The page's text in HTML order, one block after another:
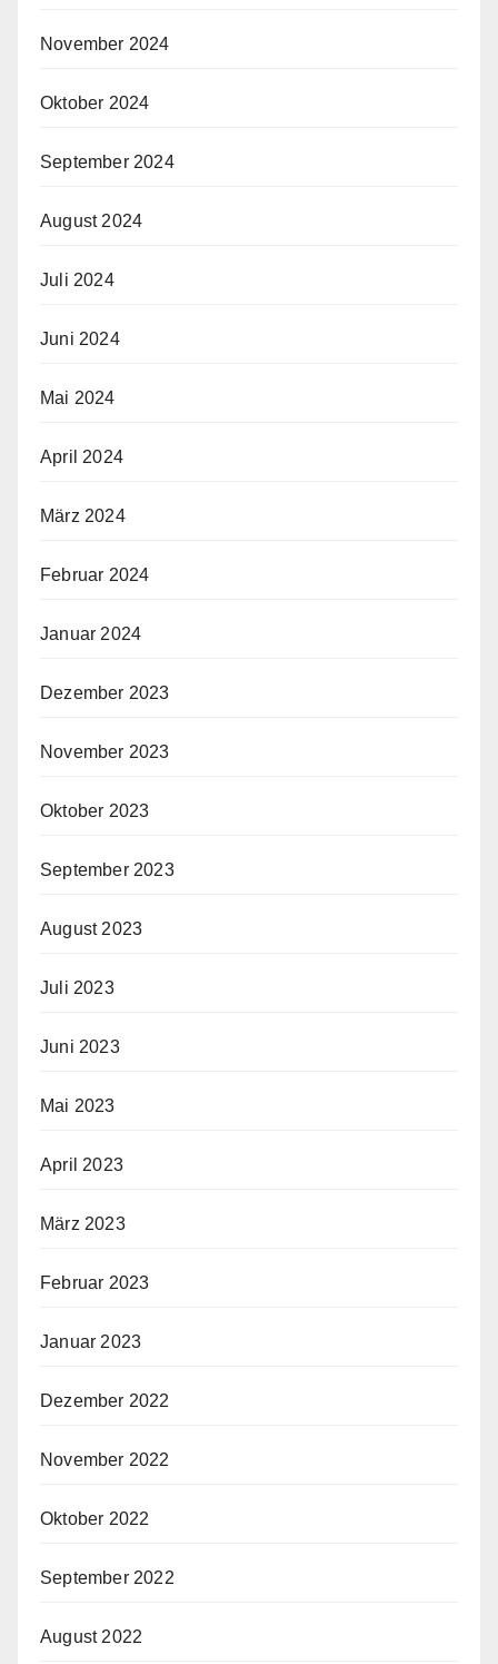
November 2024
Oktober 2024
September 2024
August 2024
Juli 2024
Juni 2024
Mai 2024
April 2024
März 2024
Februar 2024
Januar 2024
Dezember 2023
November 2023
Oktober 2023
September 2023
August 2023
Juli 2023
Juni 2023
Mai 2023
April 2023
März 2023
Februar 2023
Januar 2023
Dezember 2022
November 2022
Oktober 2022
September 2022
August 2022